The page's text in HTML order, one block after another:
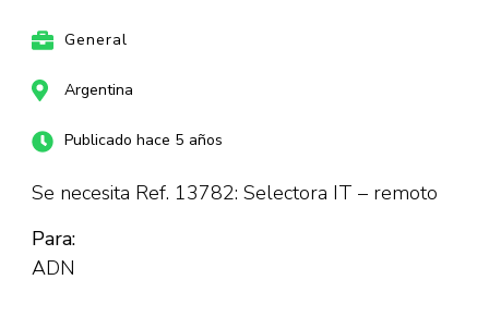
General
Argentina
Publicado hace 5 años
Se necesita Ref. 13782: Selectora IT – remoto
Para:
ADN